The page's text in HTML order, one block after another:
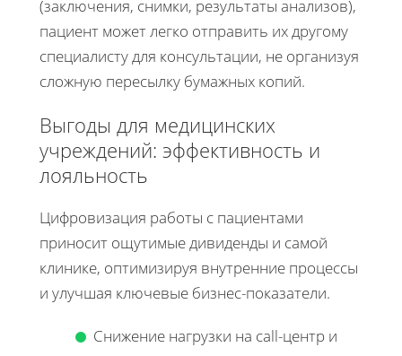
(заключения, снимки, результаты анализов),
пациент может легко отправить их другому
специалисту для консультации, не организуя
сложную пересылку бумажных копий.
Выгоды для медицинских
учреждений: эффективность и
лояльность
Цифровизация работы с пациентами
приносит ощутимые дивиденды и самой
клинике, оптимизируя внутренние процессы
и улучшая ключевые бизнес-показатели.
Снижение нагрузки на call-центр и